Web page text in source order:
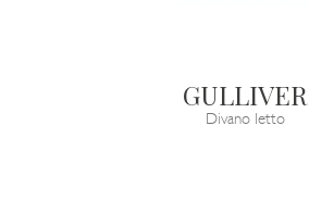
GULLIVER
Divano letto